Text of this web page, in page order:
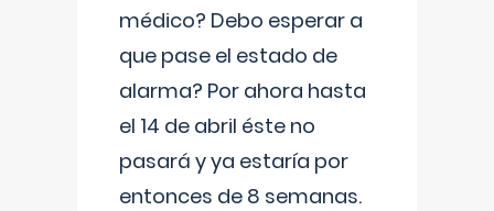
médico? Debo esperar a
que pase el estado de
alarma? Por ahora hasta
el 14 de abril éste no
pasará y ya estaría por
entonces de 8 semanas.